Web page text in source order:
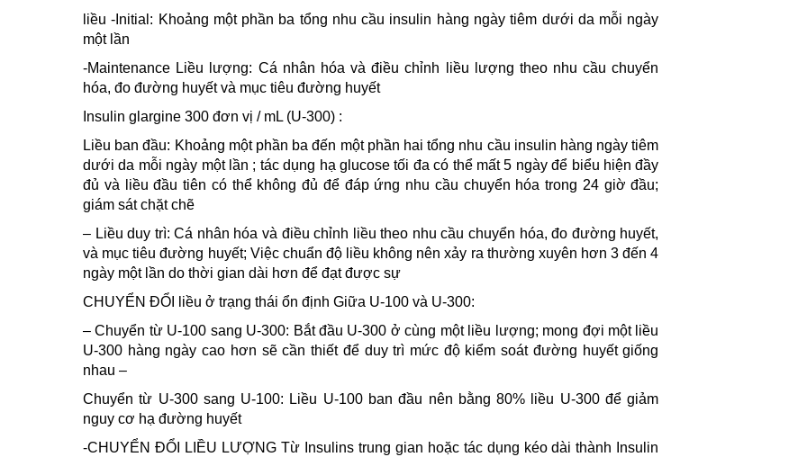
liều -Initial: Khoảng một phần ba tổng nhu cầu insulin hàng ngày tiêm dưới da mỗi ngày
một lần
-Maintenance Liều lượng: Cá nhân hóa và điều chỉnh liều lượng theo nhu cầu chuyển
hóa, đo đường huyết và mục tiêu đường huyết
Insulin glargine 300 đơn vị / mL (U-300) :
Liều ban đầu: Khoảng một phần ba đến một phần hai tổng nhu cầu insulin hàng ngày tiêm
dưới da mỗi ngày một lần ; tác dụng hạ glucose tối đa có thể mất 5 ngày để biểu hiện đầy
đủ và liều đầu tiên có thể không đủ để đáp ứng nhu cầu chuyển hóa trong 24 giờ đầu;
giám sát chặt chẽ
– Liều duy trì: Cá nhân hóa và điều chỉnh liều theo nhu cầu chuyển hóa, đo đường huyết,
và mục tiêu đường huyết; Việc chuẩn độ liều không nên xảy ra thường xuyên hơn 3 đến 4
ngày một lần do thời gian dài hơn để đạt được sự
CHUYỂN ĐỔI liều ở trạng thái ổn định Giữa U-100 và U-300:
– Chuyển từ U-100 sang U-300: Bắt đầu U-300 ở cùng một liều lượng; mong đợi một liều
U-300 hàng ngày cao hơn sẽ cần thiết để duy trì mức độ kiểm soát đường huyết giống
nhau –
Chuyển từ U-300 sang U-100: Liều U-100 ban đầu nên bằng 80% liều U-300 để giảm
nguy cơ hạ đường huyết
-CHUYỂN ĐỔI LIỀU LƯỢNG Từ Insulins trung gian hoặc tác dụng kéo dài thành Insulin